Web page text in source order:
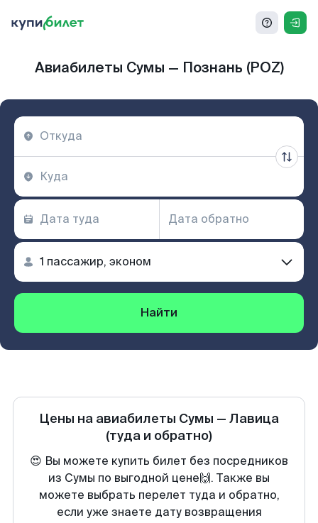
Авиабилеты Сумы — Познань (POZ)
Найти
Цены на авиабилеты Сумы — Лавица
(туда и обратно)
😍 Вы можете купить билет без посредников
из Сумы по выгодной цене🙌. Также вы
можете выбрать перелет туда и обратно,
если уже знаете дату возвращения